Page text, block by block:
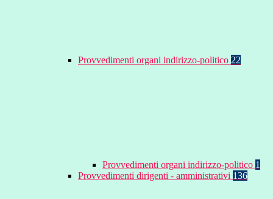
Provvedimenti organi indirizzo-politico 22
Provvedimenti organi indirizzo-politico 1
Provvedimenti dirigenti - amministrativi 136